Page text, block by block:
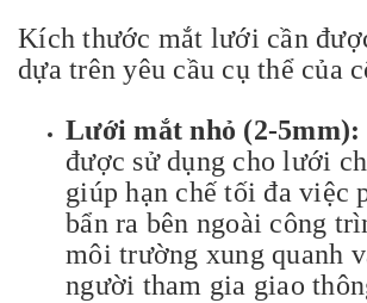
Kích thước mắt lưới cần
dựa trên yêu cầu cụ thể của
Lưới mắt nhỏ (2-5mm):
được sử dụng cho lưới
giúp hạn chế tối đa việc
bẩn ra bên ngoài công
môi trường xung quanh
người tham gia giao